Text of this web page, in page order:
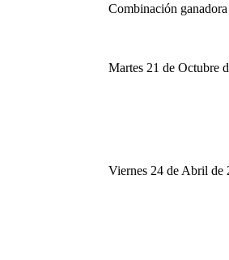
Combinación ganadora
Martes 21 de Octubre
Viernes 24 de Abril de